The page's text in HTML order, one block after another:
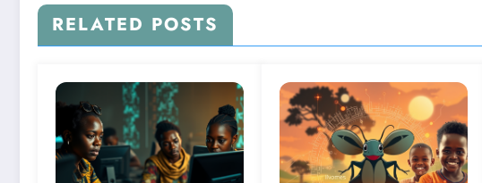
RELATED POSTS